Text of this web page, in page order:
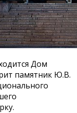
Дом
памятник Ю.В.